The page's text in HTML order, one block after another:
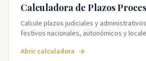
Calculadora de Plazos
Calcule plazos judiciales y
festivos nacionales, autonómicos y
Abrir calculadora